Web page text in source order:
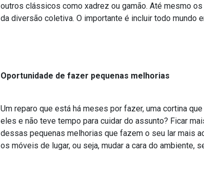
outros clássicos como xadrez ou gamão. Até mesmo
da diversão coletiva. O importante é incluir todo mundo
Oportunidade de fazer pequenas melhorias
Um reparo que está há meses por fazer, uma cortina
eles e não teve tempo para cuidar do assunto? Ficar
dessas pequenas melhorias que fazem o seu lar mais
os móveis de lugar, ou seja, mudar a cara do ambiente,